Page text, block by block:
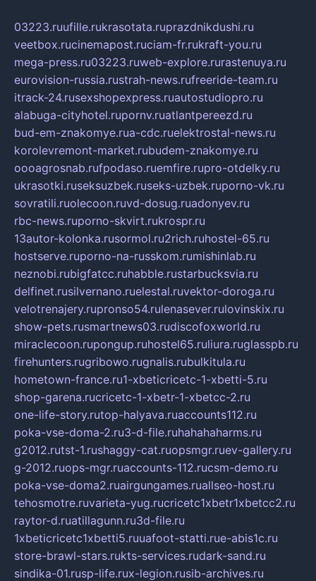
03223.ruufille.rukrasotata.ruprazdnikdushi.ru
veetbox.rucinemapost.ruciam-fr.rukraft-you.ru
mega-press.ru03223.ruweb-explore.rurastenuya.ru
eurovision-russia.rustrah-news.rufreeride-team.ru
itrack-24.rusexshopexpress.ruautostudiopro.ru
alabuga-cityhotel.rupornv.ruatlantpereezd.ru
bud-em-znakomye.rua-cdc.ruelektrostal-news.ru
korolevremont-market.rubudem-znakomye.ru
oooagrosnab.rufpodaso.ruemfire.rupro-otdelky.ru
ukrasotki.ruseksuzbek.ruseks-uzbek.ruporno-vk.ru
sovratili.ruolecoon.ruvd-dosug.ruadonyev.ru
rbc-news.ruporno-skvirt.rukrospr.ru
13autor-kolonka.rusormol.ru2rich.ruhostel-65.ru
hostserve.ruporno-na-russkom.rumishinlab.ru
neznobi.rubigfatcc.ruhabble.rustarbucksvia.ru
delfinet.rusilvernano.ruelestal.ruvektor-doroga.ru
velotrenajery.rupronso54.rulenasever.rulovinskix.ru
show-pets.rusmartnews03.rudiscofoxworld.ru
miraclecoon.rupongup.ruhostel65.ruliura.ruglasspb.ru
firehunters.rugribowo.rugnalis.rubulkitula.ru
hometown-france.ru1-xbeticricetc-1-xbetti-5.ru
shop-garena.rucricetc-1-xbetr-1-xbetcc-2.ru
one-life-story.rutop-halyava.ruaccounts112.ru
poka-vse-doma-2.ru3-d-file.ruhahahaharms.ru
g2012.rutst-1.rushaggy-cat.ruopsmgr.ruev-gallery.ru
g-2012.ruops-mgr.ruaccounts-112.rucsm-demo.ru
poka-vse-doma2.ruairgungames.ruallseo-host.ru
tehosmotre.ruvarieta-yug.rucricetc1xbetr1xbetcc2.ru
raytor-d.ruatillagunn.ru3d-file.ru
1xbeticricetc1xbetti5.ruuafoot-statti.rue-abis1c.ru
store-brawl-stars.rukts-services.rudark-sand.ru
sindika-01.rusp-life.rux-legion.rusib-archives.ru